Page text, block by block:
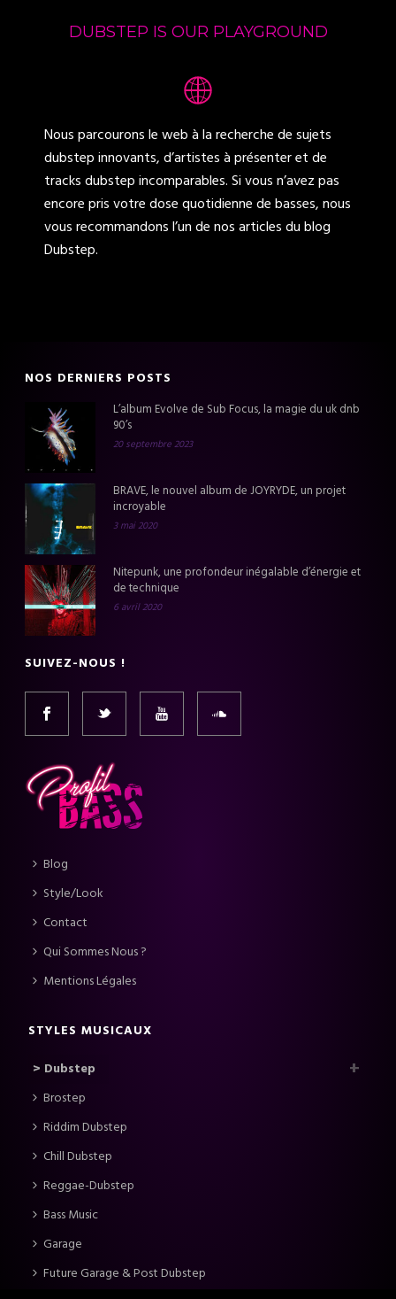
DUBSTEP IS OUR PLAYGROUND
Nous parcourons le web à la recherche de sujets
dubstep innovants, d’artistes à présenter et de
tracks dubstep incomparables. Si vous n’avez pas
encore pris votre dose quotidienne de basses, nous
vous recommandons l’un de nos articles du blog
Dubstep.
NOS DERNIERS POSTS
L’album Evolve de Sub Focus, la magie du uk dnb
90’s
20 septembre 2023
BRAVE, le nouvel album de JOYRYDE, un projet
incroyable
3 mai 2020
Nitepunk, une profondeur inégalable d’énergie et
de technique
6 avril 2020
SUIVEZ-NOUS !
Blog
Style/Look
Contact
Qui Sommes Nous ?
Mentions Légales
STYLES MUSICAUX
> Dubstep
Brostep
Riddim Dubstep
Chill Dubstep
Reggae-Dubstep
Bass Music
Garage
Future Garage & Post Dubstep